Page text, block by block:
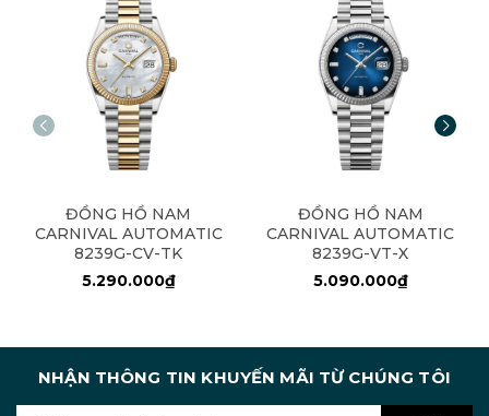
ĐỒNG HỒ NAM
CARNIVAL AUTOMATIC
8239G-CV-TK
5.290.000₫
ĐỒNG HỒ NAM
CARNIVAL AUTOMATIC
8239G-VT-X
5.090.000₫
NHẬN THÔNG TIN KHUYẾN MÃI TỪ CHÚNG TÔI